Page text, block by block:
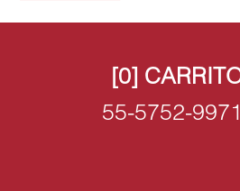
[0]
55-5752-9971